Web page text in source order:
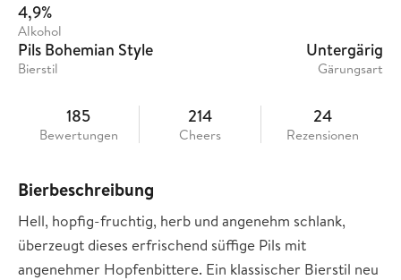
4,9%
Alkohol
Pils Bohemian Style
Bierstil
Untergärig
Gärungsart
185
Bewertungen
214
Cheers
24
Rezensionen
Bierbeschreibung
Hell, hopfig-fruchtig, herb und angenehm schlank,
überzeugt dieses erfrischend süffige Pils mit
angenehmer Hopfenbittere. Ein klassischer Bierstil neu